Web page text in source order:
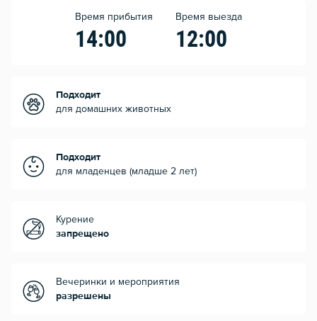
Время прибытия
14:00
Время выезда
12:00
Подходит
для домашних животных
Подходит
для младенцев (младше 2 лет)
Курение
запрещено
Вечеринки и мероприятия
разрешены